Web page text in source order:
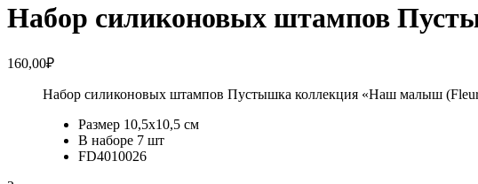
Набор силиконовых штампов
160,00₽
Набор силиконовых штампов Пустышка коллекция «Наш малыш
Размер 10,5х10,5 см
В наборе 7 шт
FD4010026